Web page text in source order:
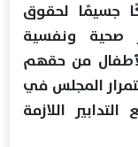
جسيمًا لحقوق
صحية ونفسية
من حقهم
المجلس في
اللازمة